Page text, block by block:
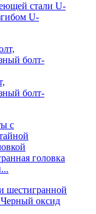
стали U-
U-
болт-
головка